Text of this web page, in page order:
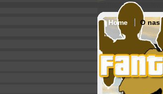
Home O nas